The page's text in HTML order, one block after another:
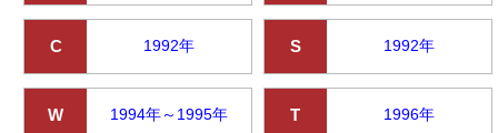
C 1992年 S 1992年
W 1994年～1995年 T 1996年